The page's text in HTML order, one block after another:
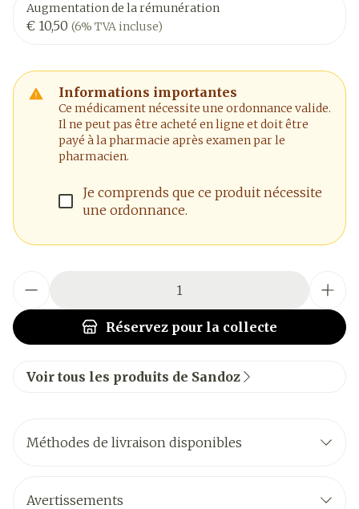
Augmentation de la rémunération
€ 10,50 (6% TVA incluse)
Informations importantes
Ce médicament nécessite une ordonnance valide.
Il ne peut pas être acheté en ligne et doit être
payé à la pharmacie après examen par le
pharmacien.
Je comprends que ce produit nécessite
une ordonnance.
Réservez pour la collecte
Voir tous les produits de Sandoz
Méthodes de livraison disponibles
Avertissements